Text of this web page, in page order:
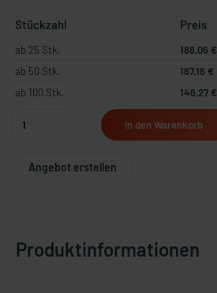
Stückzahl Preis
ab 25 Stk. 188,06 €
ab 50 Stk.
167,16 €
ab 100 Stk.
146,27 €
In den Warenkorb
Angebot erstellen
Produktinformationen